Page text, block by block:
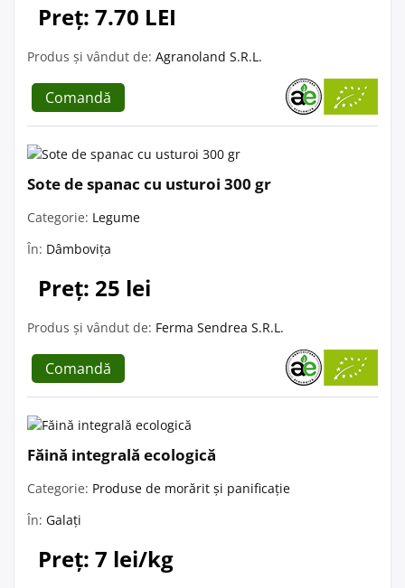
Preț: 7.70 LEI
Produs și vândut de: Agranoland S.R.L.
Comandă
Sote de spanac cu usturoi 300 gr
Categorie: Legume
În: Dâmbovița
Preț: 25 lei
Produs și vândut de: Ferma Sendrea S.R.L.
Comandă
Făină integrală ecologică
Categorie: Produse de morărit și panificație
În: Galați
Preț: 7 lei/kg